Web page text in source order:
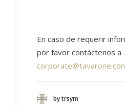
En caso de requerir
por favor contáctenos a
by trsym